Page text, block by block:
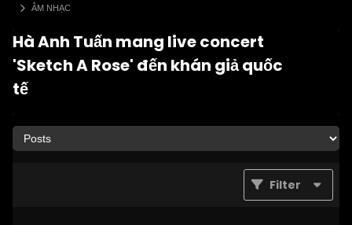
ÂM NHẠC
Hà Anh Tuấn mang live concert
'Sketch A Rose' đến khán giả quốc
tế
Filter